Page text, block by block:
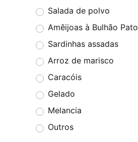
Salada de polvo
Amêijoas à Bulhão Pato
Sardinhas assadas
Arroz de marisco
Caracóis
Gelado
Melancia
Outros